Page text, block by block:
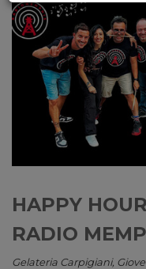
HAPPY
RADIO
Gelateria Carpigiani,